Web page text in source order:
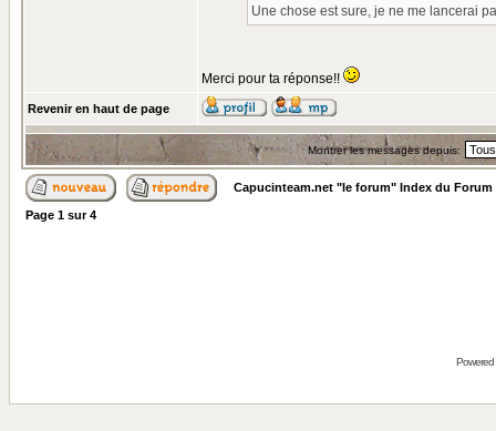
Une chose est sure, je ne me lancerai
Merci pour ta réponse!!
Revenir en haut de page
Montrer les messages depuis:
Capucinteam.net "le forum" Index du Forum
Page 1 sur4